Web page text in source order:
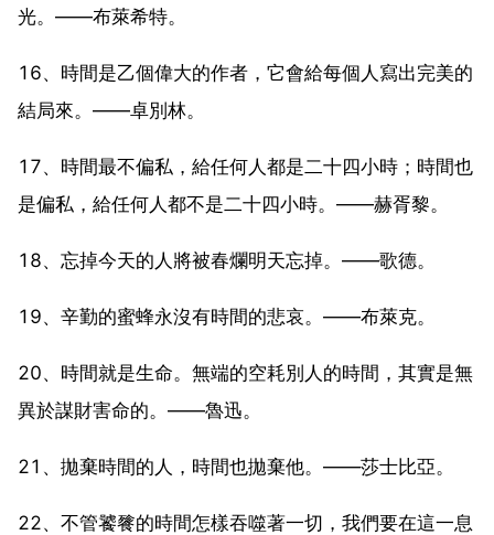
光。——布萊希特。
16、時間是乙個偉大的作者，它會給每個人寫出完美的
結局來。——卓別林。
17、時間最不偏私，給任何人都是二十四小時；時間也
是偏私，給任何人都不是二十四小時。——赫胥黎。
18、忘掉今天的人將被春爛明天忘掉。——歌德。
19、辛勤的蜜蜂永沒有時間的悲哀。——布萊克。
20、時間就是生命。無端的空耗別人的時間，其實是無
異於謀財害命的。——魯迅。
21、拋棄時間的人，時間也拋棄他。——莎士比亞。
22、不管饕餮的時間怎樣吞噬著一切，我們要在這一息